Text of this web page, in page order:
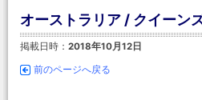
オーストラリア / クイーン
掲載日時： 2018年10月12日
前のページへ戻る